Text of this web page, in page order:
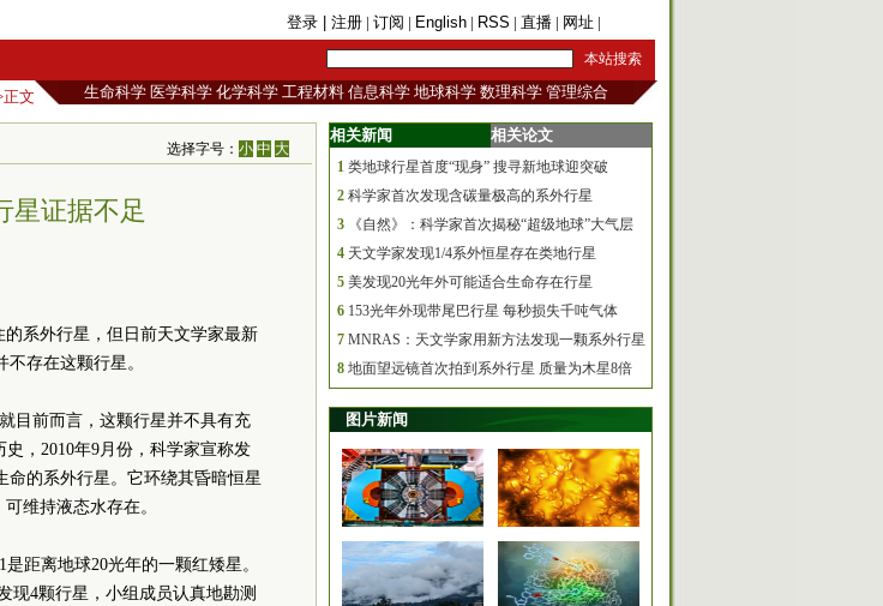
登录 | 注册 | 订阅 | English | RSS | 直播 | 网址 |
正文 生命科学 医学科学 化学科学 工程材料 信息科学 地球科学 数理科学 管理综合
选择字号：小 中 大
星证据不足
的系外行星，但日前天文学家最新
存在这颗行星。
目前而言，这颗行星并不具有充
，2010年9月份，科学家宣称发
命的系外行星。它环绕其昏暗恒星
维持液态水存在。
是距离地球20光年的一颗红矮星。
现4颗行星，小组成员认真地勘测
相关新闻 相关论文
1 类地球行星首度“现身” 搜寻新地球迎突破
2 科学家首次发现含碳量极高的系外行星
3
《自然》：科学家首次揭秘“超级地球”大气层
4 天文学家发现1/4系外恒星存在类地行星
5 美发现20光年外可能适合生命存在行星
6 153光年外现带尾巴行星 每秒损失千吨气体
7 MNRAS：天文学家用新方法发现一颗系外行星
8 地面望远镜首次拍到系外行星 质量为木星8倍
图片新闻